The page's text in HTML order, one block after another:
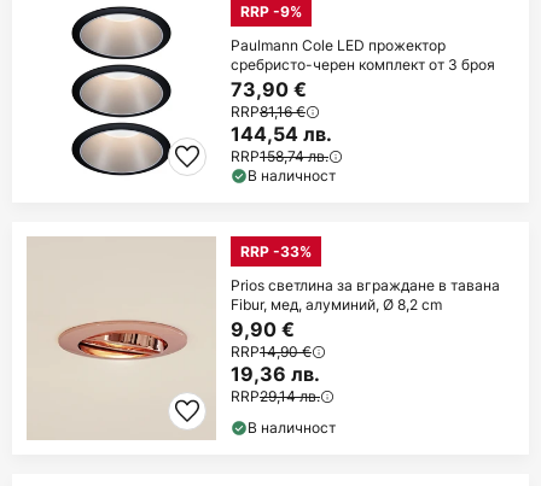
RRP -9%
Paulmann Cole LED прожектор
сребристо-черен комплект от 3 броя
73,90 €
RRP81,16 €
144,54 лв.
RRP158,74 лв.
В наличност
RRP -33%
Prios светлина за вграждане в тавана
Fibur, мед, алуминий, Ø 8,2 cm
9,90 €
RRP14,90 €
19,36 лв.
RRP29,14 лв.
В наличност